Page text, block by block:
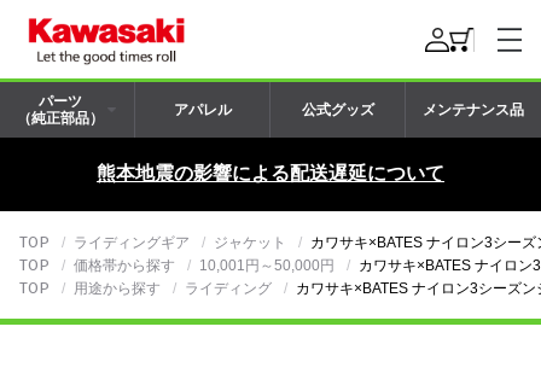
パーツ
（純正部品）
アパレル 公式グッズ メンテナンス品
熊本地震の影響による配送遅延について
TOP ライディングギア ジャケット カワサキ×BATES ナイロン3シー
TOP 価格帯から探す 10,001円～50,000円 カワサキ×BATES ナイロン
TOP 用途から探す ライディング カワサキ×BATES ナイロン3シーズン